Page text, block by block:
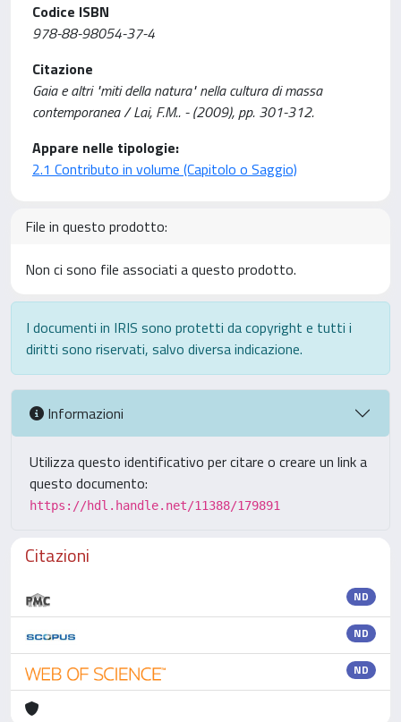
Codice ISBN
978-88-98054-37-4
Citazione
Gaia e altri "miti della natura" nella cultura di massa
contemporanea / Lai, F.M.. - (2009), pp. 301-312.
Appare nelle tipologie:
2.1 Contributo in volume (Capitolo o Saggio)
File in questo prodotto:
Non ci sono file associati a questo prodotto.
I documenti in IRIS sono protetti da copyright e tutti i
diritti sono riservati, salvo diversa indicazione.
Informazioni
Utilizza questo identificativo per citare o creare un link a
questo documento:
https://hdl.handle.net/11388/179891
Citazioni
ND
ND
ND